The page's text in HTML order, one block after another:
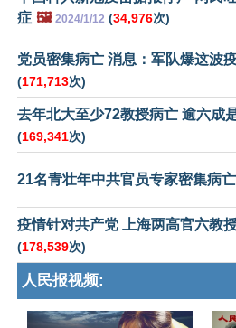
症 🖼️ 2024/1/12 (34,976次)
党员密集病亡 消息：军队爆这波
(171,713次)
去年北大至少72教授病亡 逾六成
(169,341次)
21名青壮年中共官员专家密集病亡
疫情针对共产党 上海两高官六教
(178,539次)
人民报视频: